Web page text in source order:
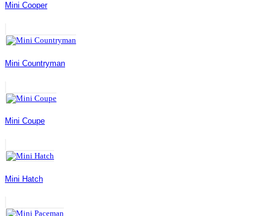
Mini Cooper
Mini Countryman
Mini Coupe
Mini Hatch